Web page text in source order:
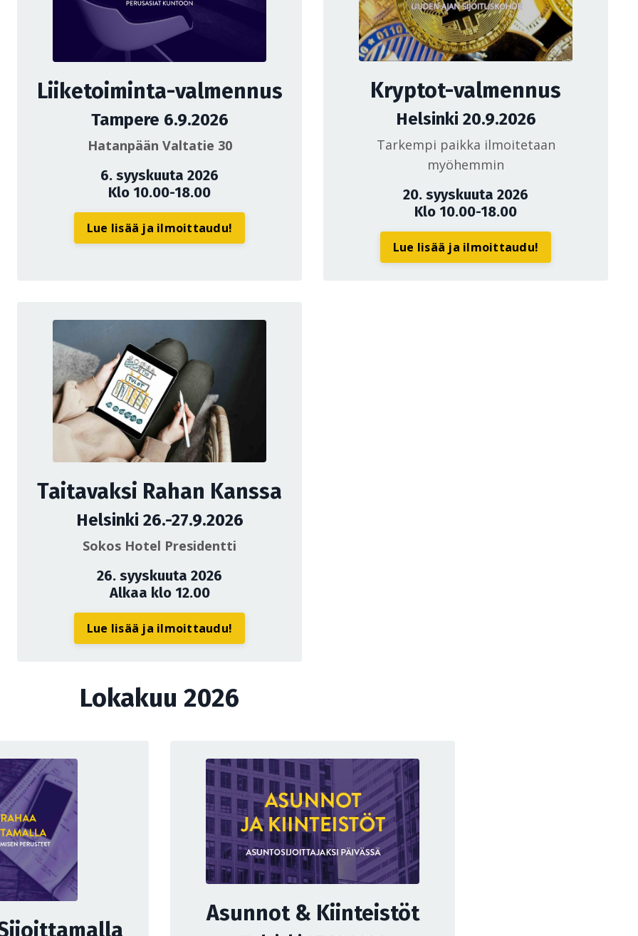
Liiketoiminta-valmennus
Tampere 6.9.2026
Hatanpään Valtatie 30
6. syyskuuta 2026
Klo 10.00-18.00
Lue lisää ja ilmoittaudu!
Kryptot-valmennus
Helsinki 20.9.2026
Tarkempi paikka ilmoitetaan
myöhemmin
20. syyskuuta 2026
Klo 10.00-18.00
Lue lisää ja ilmoittaudu!
Taitavaksi Rahan Kanssa
Helsinki 26.-27.9.2026
Sokos Hotel Presidentti
26. syyskuuta 2026
Alkaa klo 12.00
Lue lisää ja ilmoittaudu!
Lokakuu 2026
Asunnot & Kiinteistöt